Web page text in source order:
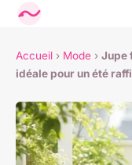
Accueil › Mode › Jupe
idéale pour un été